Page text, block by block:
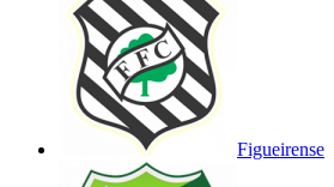
Figueirense